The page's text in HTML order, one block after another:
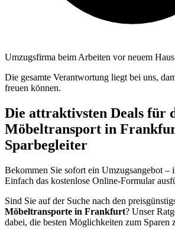
Umzugsfirma beim Arbeiten vor neuem Haus
Die gesamte Verantwortung liegt bei uns,
freuen können.
Die attraktivsten Deals für
Möbeltransport in
Sparbegleiter
Bekommen Sie sofort ein Umzugsangebot –
Einfach das kostenlose Online-Formular
Sind Sie auf der Suche nach den
Möbeltransporte in Frankfurt? Unser
dabei, die besten Möglichkeiten zum Sparen